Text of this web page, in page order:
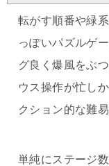
転がす順番や緑
っぽいパズルゲ
グ良く爆風をぶ
ウス操作が忙し
クション的な難
単純にステージ